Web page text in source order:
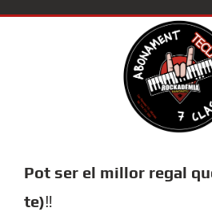
Pot ser el millor regal
te)‼️